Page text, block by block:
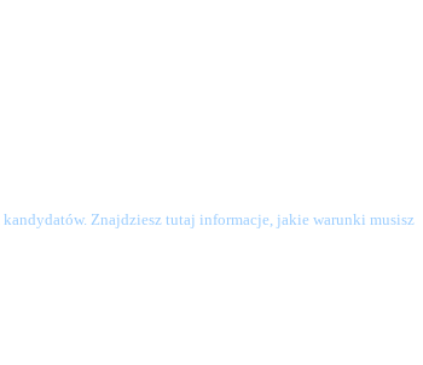
Znajdziesz tutaj informacje, jakie warunki musisz